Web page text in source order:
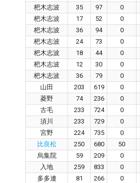
杷木志波
35 97 0
杷木志波
17 52 0
杷木志波
36 94 0
杷木志波
24 73 0
杷木志波
18 44 0
杷木志波
12 30 0
杷木志波
36 79 0
山田
203 619 0
菱野
74 236 0
古毛
233 724 0
須川
233 729 0
宮野
224 735 0
比良松
250 680 50
烏集院
59 209 0
入地
259 833 0
多多連
81 266 0